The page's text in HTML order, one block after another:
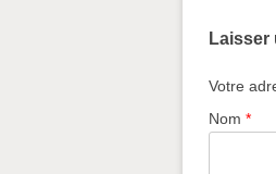
Laisser
Votre
Nom *